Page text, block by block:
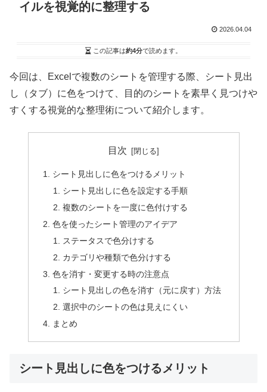
イルを視覚的に整理する
2026.04.04
この記事は約4分で読めます。
今回は、Excelで複数のシートを管理する際、シート見出
し（タブ）に色をつけて、目的のシートを素早く見つけや
すくする視覚的な整理術について紹介します。
目次
シート見出しに色をつけるメリット
シート見出しに色を設定する手順
複数のシートを一度に色付けする
色を使ったシート管理のアイデア
ステータスで色分けする
カテゴリや種類で色分けする
色を消す・変更する時の注意点
シート見出しの色を消す（元に戻す）方法
選択中のシートの色は見えにくい
まとめ
シート見出しに色をつけるメリット